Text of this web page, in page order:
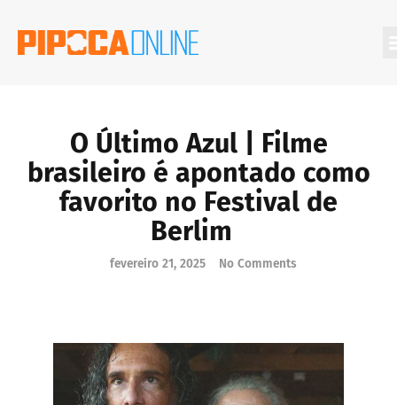
O Último Azul | Filme
brasileiro é apontado como
favorito no Festival de
Berlim
fevereiro 21, 2025 No Comments